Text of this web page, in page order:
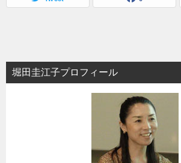
ン
堀田圭江子プロフィール